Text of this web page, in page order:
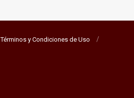
Términos y Condiciones de Uso